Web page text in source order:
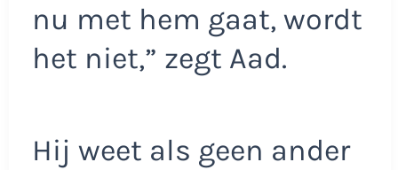
nu met hem gaat, wordt
het niet,” zegt Aad.
Hij weet als geen ander